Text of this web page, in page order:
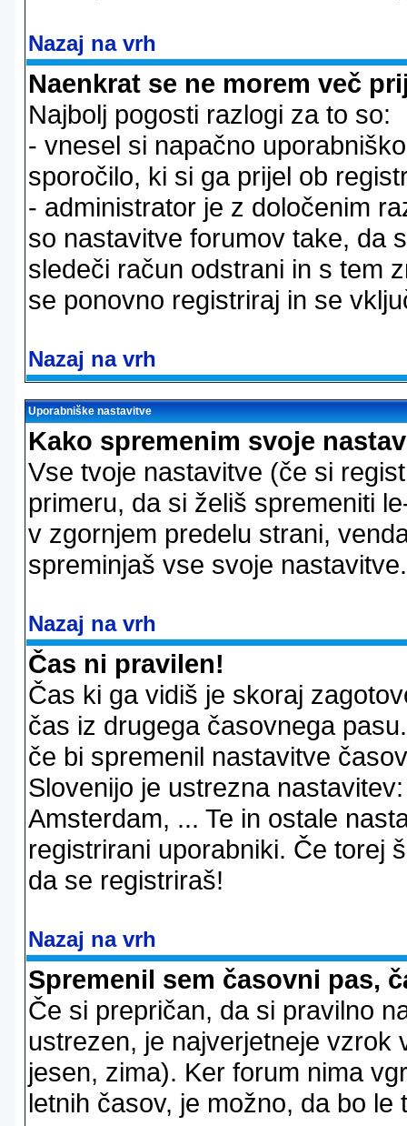
Nazaj na vrh
Naenkrat se ne morem več
Najbolj pogosti razlogi za to so:
- vnesel si napačno
sporočilo, ki si ga prijel ob
- administrator je z določenim
so nastavitve forumov take, da
sledeči račun odstrani in s tem
se ponovno registriraj in se
Nazaj na vrh
Uporabniške nastavitve
Kako spremenim svoje
Vse tvoje nastavitve (če si
primeru, da si želiš spremeniti
v zgornjem predelu strani,
spreminjaš vse svoje nastavitve.
Nazaj na vrh
Čas ni pravilen!
Čas ki ga vidiš je skoraj
čas iz drugega časovnega
če bi spremenil nastavitve
Slovenijo je ustrezna
Amsterdam, ... Te in ostale
registrirani uporabniki. Če torej
da se registriraš!
Nazaj na vrh
Spremenil sem časovni pas,
Če si prepričan, da si pravilno
ustrezen, je najverjetneje vzrok
jesen, zima). Ker forum nima
letnih časov, je možno, da bo le